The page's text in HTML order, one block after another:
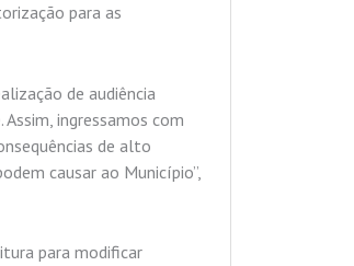
para as
de audiência
ingressamos com
de alto
causar ao Município”,
para modificar